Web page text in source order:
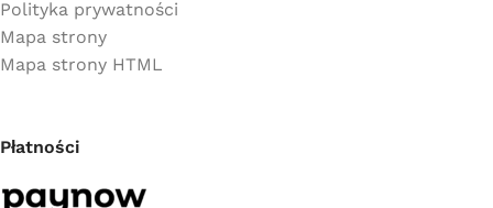
Polityka prywatności
Mapa strony
Mapa strony HTML
Płatności